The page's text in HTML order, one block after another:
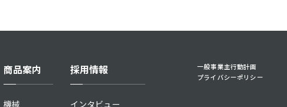
商品案内
機械
採用情報
インタビュー
一般事業主行動計画
プライバシーポリシー